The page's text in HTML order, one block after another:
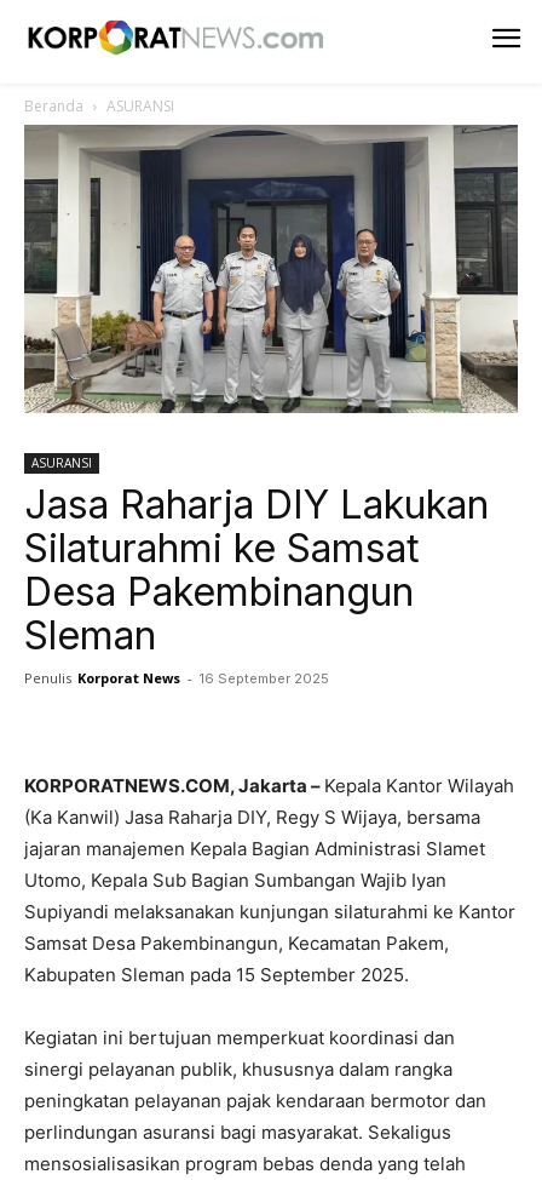
Beranda ASURANSI
ASURANSI
Jasa Raharja DIY Lakukan
Silaturahmi ke Samsat
Desa Pakembinangun
Sleman
Penulis Korporat News - 16 September 2025
KORPORATNEWS.COM, Jakarta – Kepala Kantor Wilayah
(Ka Kanwil) Jasa Raharja DIY, Regy S Wijaya, bersama
jajaran manajemen Kepala Bagian Administrasi Slamet
Utomo, Kepala Sub Bagian Sumbangan Wajib Iyan
Supiyandi melaksanakan kunjungan silaturahmi ke Kantor
Samsat Desa Pakembinangun, Kecamatan Pakem,
Kabupaten Sleman pada 15 September 2025.
Kegiatan ini bertujuan memperkuat koordinasi dan
sinergi pelayanan publik, khususnya dalam rangka
peningkatan pelayanan pajak kendaraan bermotor dan
perlindungan asuransi bagi masyarakat. Sekaligus
mensosialisasikan program bebas denda yang telah